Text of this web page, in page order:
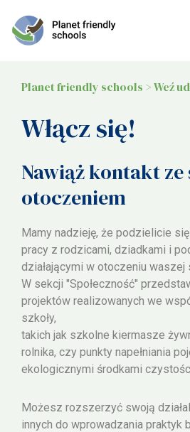
Planet friendly schools >Weź
Włącz się!
Nawiąż kontakt
otoczeniem
Mamy nadzieję, że podzielicie
pracy z rodzicami, dziadkami i
działającymi w otoczeniu waszej
W sekcji "Społeczność"
projektów realizowanych we
szkoły,
takich jak szkolne kiermasze
rolnika, czy punkty napełniania
ekologicznymi środkami
Możesz rozszerzyć swoją
innych do wprowadzania praktyk
O nas